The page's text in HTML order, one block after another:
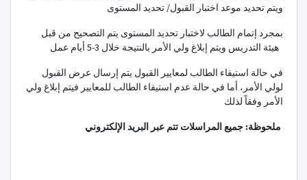
ويتم تحديد موعد اختبار القبول/ تحديد المستوى
بمجرد إتمام الطالب لاختبار تحديد المستوى يتم التصحيح من قبل
هيئة التدريس ويتم إبلاغ ولي الأمر بالنتيجة خلال 3-5 أيام عمل
في حالة استيفاء الطالب لمعايير القبول يتم إرسال عرض القبول
لولي الأمر، أما في حالة عدم استيفاء الطالب للمعايير فيتم إبلاغ ولي
الأمر وفقاً لذلك
ملحوظة: جميع المراسلات تتم عبر البريد الإلكتروني